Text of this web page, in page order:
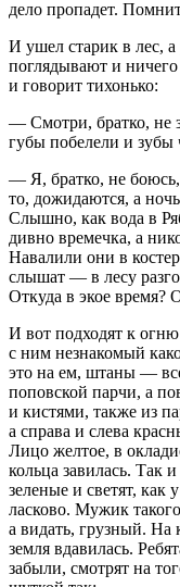
дело пропадет.
И ушел старик в лес, а
поглядывают и
и говорит тихонько:
— Смотри, братко, не
губы побелели и зубы
— Я, братко, не
то, дожидаются, а
Слышно, как вода в
дивно времечка, а
Навалили они в
слышат — в лесу
Откуда в экое время?
И вот подходят к
с ним незнакомый
это на ем, штаны —
поповской парчи, а
и кистями, также из
а справа и слева
Лицо желтое, в
кольца завилась. Так
зеленые и светят,
ласково. Мужик
а видать, грузный. На
земля вдавилась.
забыли, смотрят на